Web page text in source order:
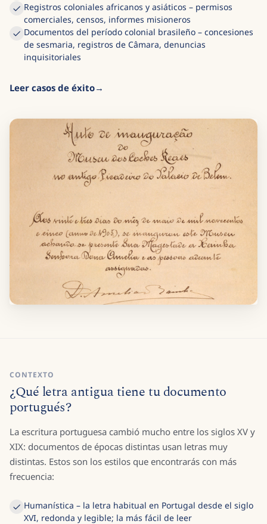
Registros coloniales africanos y asiáticos – permisos
comerciales, censos, informes misioneros
Documentos del período colonial brasileño – concesiones
de sesmaria, registros de Câmara, denuncias
inquisitoriales
Leer casos de éxito
CONTEXTO
¿Qué letra antigua tiene tu documento
portugués?
La escritura portuguesa cambió mucho entre los siglos XV y
XIX: documentos de épocas distintas usan letras muy
distintas. Estos son los estilos que encontrarás con más
frecuencia:
Humanística – la letra habitual en Portugal desde el siglo
XVI, redonda y legible; la más fácil de leer